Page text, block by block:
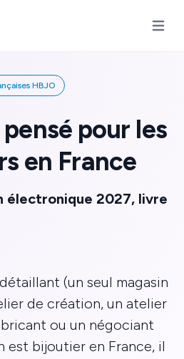
Open
HBJO
pour les
en France
électronique 2027, livre
(un seul magasin
de création, un atelier
ou un négociant
est bijoutier en France, il